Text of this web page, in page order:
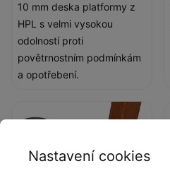
10 mm deska platformy z
HPL s velmi vysokou
odolností proti
povětrnostním podmínkám
a opotřebení.
Nastavení cookies